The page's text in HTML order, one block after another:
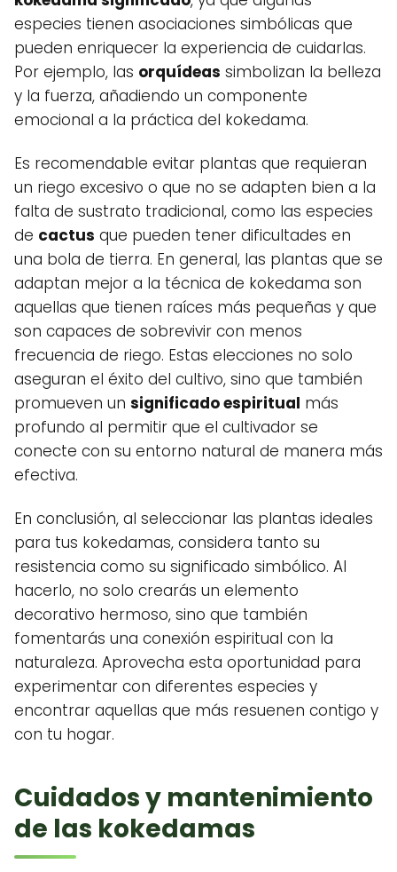
especies tienen asociaciones simbólicas que
pueden enriquecer la experiencia de cuidarlas.
Por ejemplo, las orquídeas simbolizan la belleza
y la fuerza, añadiendo un componente
emocional a la práctica del kokedama.
Es recomendable evitar plantas que requieran
un riego excesivo o que no se adapten bien a la
falta de sustrato tradicional, como las especies
de cactus que pueden tener dificultades en
una bola de tierra. En general, las plantas que se
adaptan mejor a la técnica de kokedama son
aquellas que tienen raíces más pequeñas y que
son capaces de sobrevivir con menos
frecuencia de riego. Estas elecciones no solo
aseguran el éxito del cultivo, sino que también
promueven un significado espiritual más
profundo al permitir que el cultivador se
conecte con su entorno natural de manera más
efectiva.
En conclusión, al seleccionar las plantas ideales
para tus kokedamas, considera tanto su
resistencia como su significado simbólico. Al
hacerlo, no solo crearás un elemento
decorativo hermoso, sino que también
fomentarás una conexión espiritual con la
naturaleza. Aprovecha esta oportunidad para
experimentar con diferentes especies y
encontrar aquellas que más resuenen contigo y
con tu hogar.
Cuidados y mantenimiento
de las kokedamas